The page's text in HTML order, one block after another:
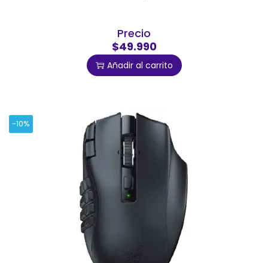
Precio
$49.990
Añadir al carrito
-10%